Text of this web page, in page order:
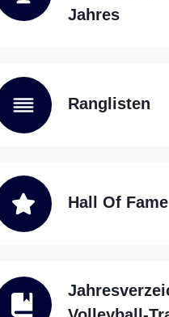
Jahres
Ranglisten
Hall Of Fame